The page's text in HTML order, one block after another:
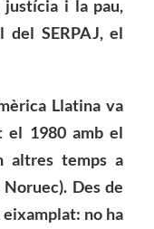
justícia i la pau,
SERPAJ, el
Llatina va
el 1980 amb el
altres temps a
Des de
eixamplat: no ha